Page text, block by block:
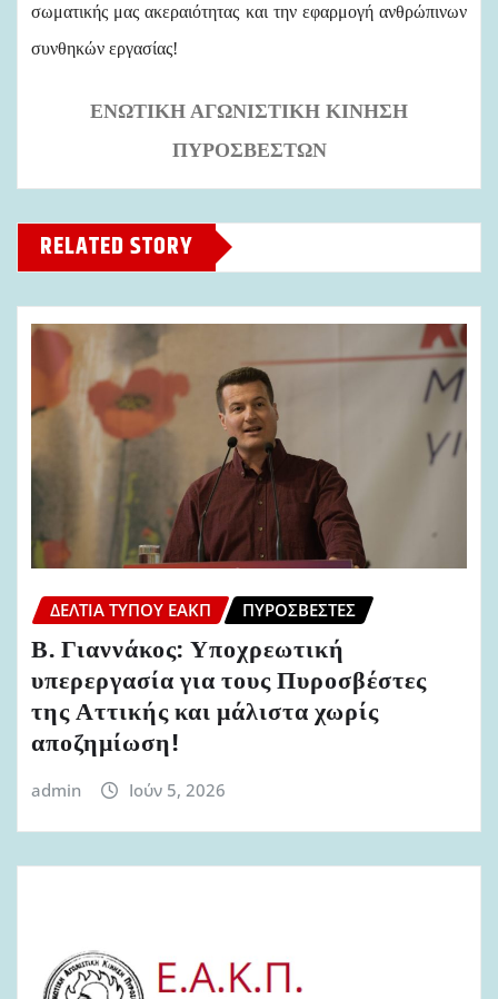
σωματικής μας ακεραιότητας και την εφαρμογή ανθρώπινων
συνθηκών εργασίας!
ΕΝΩΤΙΚΗ ΑΓΩΝΙΣΤΙΚΗ ΚΙΝΗΣΗ
ΠΥΡΟΣΒΕΣΤΩΝ
RELATED STORY
ΔΕΛΤΊΑ ΤΎΠΟΥ ΕΑΚΠ ΠΥΡΟΣΒΈΣΤΕΣ
Β. Γιαννάκος: Υποχρεωτική
υπερεργασία για τους Πυροσβέστες
της Αττικής και μάλιστα χωρίς
αποζημίωση!
admin Ιούν 5, 2026